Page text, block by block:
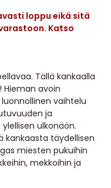
loppu eikä sitä
Katso
Tällä kankaalla
Hieman avoin
vaihtelu
ja
ulkonäön.
kankaasta täydellisen
miesten pukuihin
mekkoihin ja